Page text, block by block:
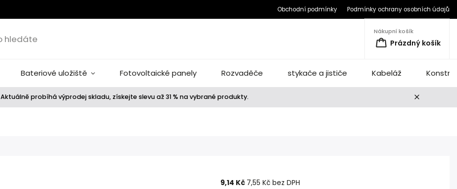
Obchodní podmínky Podmínky ochrany osobních údajů
Nákupní košík
Prázdný košík
Bateriové uložiště Fotovoltaické panely Rozvaděče stykače a jističe Kabeláž
Aktuálně probíhá výprodej skladu, získejte slevu až 31 % na vybrané produkty.
9,14 Kč 7,55 Kč bez DPH